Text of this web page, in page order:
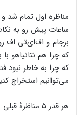
برای ایران متنوع
مناظره اول تمام
ساعات پیش رو به
که چرا هم نتانیاهو
می‌توانیم استخراج کنیم و نه